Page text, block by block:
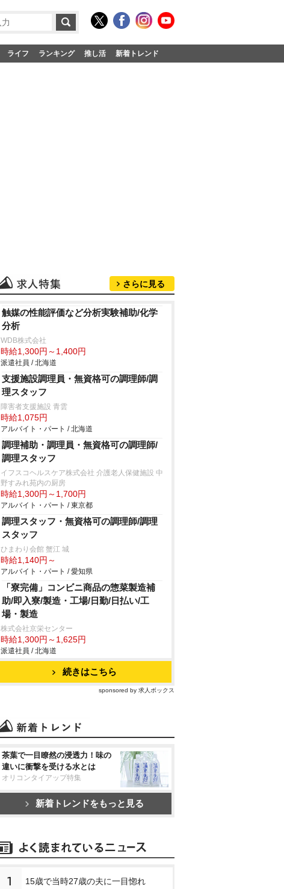
ライフ ランキング 推し活 新着トレンド
さらに見る
触媒の性能評価など分析実験補助/化学
分析
WDB株式会社
時給1,300円～1,400円
派遣社員 / 北海道
支援施設調理員・無資格可の調理師/調
理スタッフ
障害者支援施設 青雲
時給1,075円
アルバイト・パート / 北海道
調理補助・調理員・無資格可の調理師/
調理スタッフ
イフスコヘルスケア株式会社 介護老人保健施設 中
野すみれ苑内の厨房
時給1,300円～1,700円
アルバイト・パート / 東京都
調理スタッフ・無資格可の調理師/調理
スタッフ
ひまわり会館 蟹江 城
時給1,140円～
アルバイト・パート / 愛知県
「寮完備」コンビニ商品の惣菜製造補
助/即入寮/製造・工場/日勤/日払い/工
場・製造
株式会社京栄センター
時給1,300円～1,625円
派遣社員 / 北海道
続きはこちら
sponsored by 求人ボックス
茶葉で一目瞭然の浸透力！味の
違いに衝撃を受ける水とは
オリコンタイアップ特集
新着トレンドをもっと見る
1 15歳で当時27歳の夫に一目惚れ